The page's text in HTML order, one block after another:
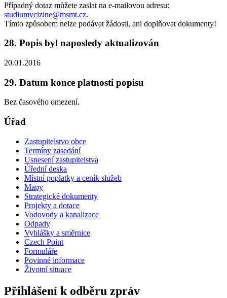
Případný dotaz můžete zaslat na e-mailovou adresu:
studiumvcizine@msmt.cz.
Tímto způsobem nelze podávat žádosti, ani doplňovat dokumenty!
28. Popis byl naposledy aktualizován
20.01.2016
29. Datum konce platnosti popisu
Bez časového omezení.
Úřad
Zastupitelstvo obce
Termíny zasedání
Usnesení zastupitelstva
Úřední deska
Místní poplatky a ceník služeb
Mapy
Strategické dokumenty
Projekty a dotace
Vodovody a kanalizace
Odpady
Vyhlášky a směrnice
Czech Point
Formuláře
Povinné informace
Životní situace
Přihlášení k odběru zpráv